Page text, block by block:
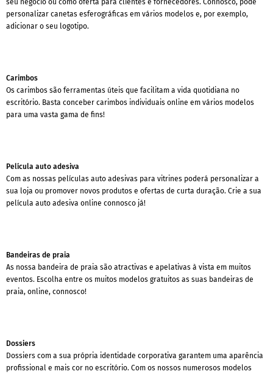
personalizar canetas esferográficas em vários modelos e, por exemplo,
adicionar o seu logotipo.
Carimbos
Os carimbos são ferramentas úteis que facilitam a vida quotidiana no
escritório. Basta conceber carimbos individuais online em vários modelos
para uma vasta gama de fins!
Película auto adesiva
Com as nossas películas auto adesivas para vitrines poderá personalizar a
sua loja ou promover novos produtos e ofertas de curta duração. Crie a sua
película auto adesiva online connosco já!
Bandeiras de praia
As nossa bandeira de praia são atractivas e apelativas à vista em muitos
eventos. Escolha entre os muitos modelos gratuitos as suas bandeiras de
praia, online, connosco!
Dossiers
Dossiers com a sua própria identidade corporativa garantem uma aparência
profissional e mais cor no escritório. Com os nossos numerosos modelos